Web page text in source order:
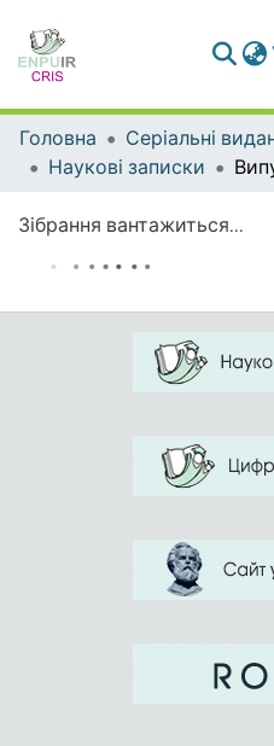
Головна
Наукові записки
Зібрання вантажиться...